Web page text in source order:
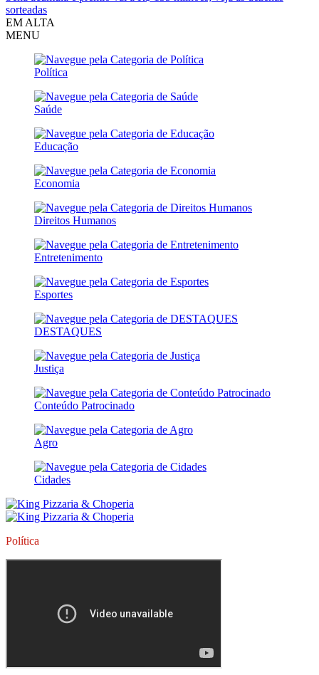
sorteadas
EM ALTA
MENU
Política
Saúde
Educação
Economia
Direitos Humanos
Entretenimento
Esportes
DESTAQUES
Justiça
Conteúdo Patrocinado
Agro
Cidades
Política